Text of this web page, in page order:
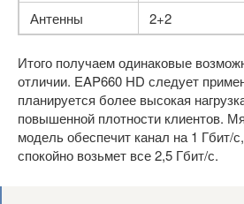
Антенны
2+2
Итого получаем одинаковые
отличии. EAP660 HD следует
планируется более высокая
повышенной плотности клиентов.
модель обеспечит канал на 1 Гбит/
спокойно возьмет все 2,5 Гбит/с.